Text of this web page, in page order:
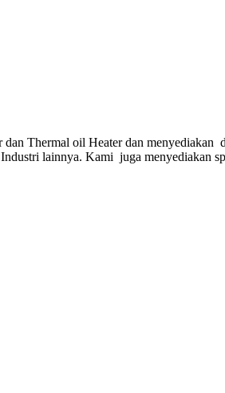
dan Thermal oil Heater dan menyediakan
lainnya. Kami juga menyediakan